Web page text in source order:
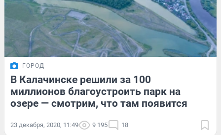
ГОРОД
В Калачинске решили за 100
миллионов благоустроить парк на
озере — смотрим, что там появится
23 декабря, 2020, 11:49 9 195 18